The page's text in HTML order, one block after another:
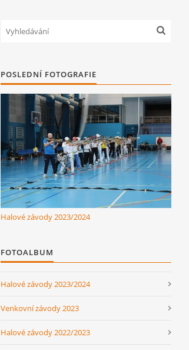
POSLEDNÍ FOTOGRAFIE
Halové závody 2023/2024
FOTOALBUM
Halové závody 2023/2024
Venkovní závody 2023
Halové závody 2022/2023